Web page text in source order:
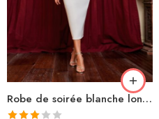
Robe de soirée blanche longue asymétrique dos nu à volants